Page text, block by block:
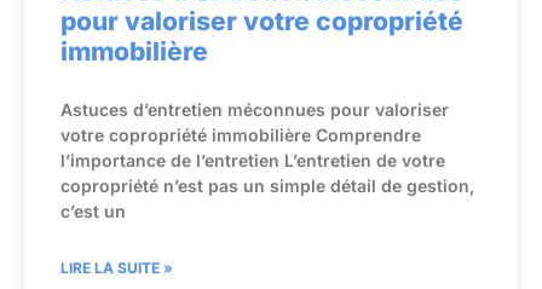
pour valoriser votre copropriété
immobilière
Astuces d’entretien méconnues pour valoriser
votre copropriété immobilière Comprendre
l’importance de l’entretien L’entretien de votre
copropriété n’est pas un simple détail de gestion,
c’est un
LIRE LA SUITE »